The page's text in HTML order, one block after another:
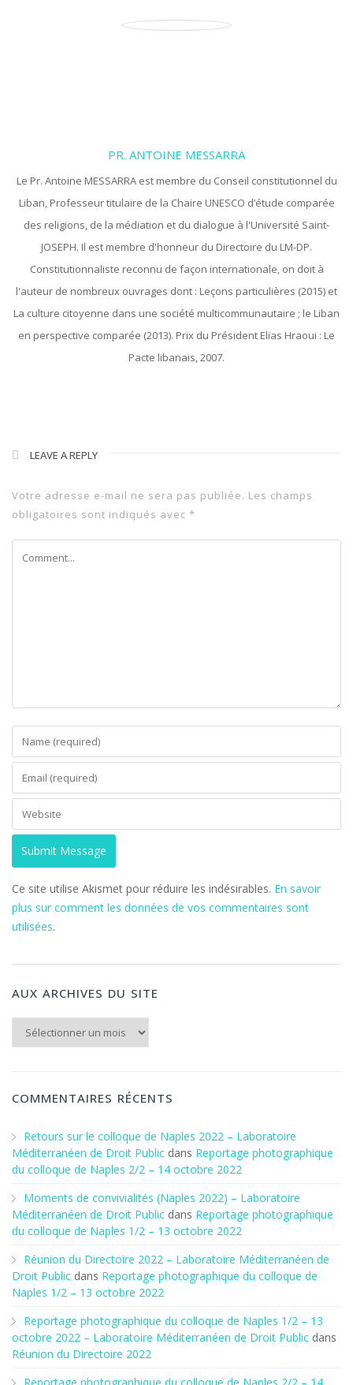
PR. ANTOINE MESSARRA
Le Pr. Antoine MESSARRA est membre du Conseil constitutionnel du
Liban, Professeur titulaire de la Chaire UNESCO d’étude comparée
des religions, de la médiation et du dialogue à l'Université Saint-
JOSEPH. Il est membre d'honneur du Directoire du LM-DP.
Constitutionnaliste reconnu de façon internationale, on doit à
l'auteur de nombreux ouvrages dont : Leçons particulières (2015) et
La culture citoyenne dans une société multicommunautaire ; le Liban
en perspective comparée (2013). Prix du Président Elias Hraoui : Le
Pacte libanais, 2007.
LEAVE A REPLY
Votre adresse e-mail ne sera pas publiée. Les champs
obligatoires sont indiqués avec *
Ce site utilise Akismet pour réduire les indésirables. En savoir
plus sur comment les données de vos commentaires sont
utilisées.
AUX ARCHIVES DU SITE
COMMENTAIRES RÉCENTS
Retours sur le colloque de Naples 2022 – Laboratoire
Méditerranéen de Droit Public dans Reportage photographique
du colloque de Naples 2/2 – 14 octobre 2022
Moments de convivialités (Naples 2022) – Laboratoire
Méditerranéen de Droit Public dans Reportage photographique
du colloque de Naples 1/2 – 13 octobre 2022
Réunion du Directoire 2022 – Laboratoire Méditerranéen de
Droit Public dans Reportage photographique du colloque de
Naples 1/2 – 13 octobre 2022
Reportage photographique du colloque de Naples 1/2 – 13
octobre 2022 – Laboratoire Méditerranéen de Droit Public dans
Réunion du Directoire 2022